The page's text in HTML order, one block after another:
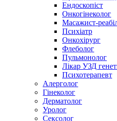
Ендоскопіст
Онкогінеколог
Масажист-
Психіатр
Онкохірург
Флеболог
Пульмонолог
Лікар УЗД
Психотерапевт
Алерголог
Гінеколог
Дерматолог
Уролог
Сексолог